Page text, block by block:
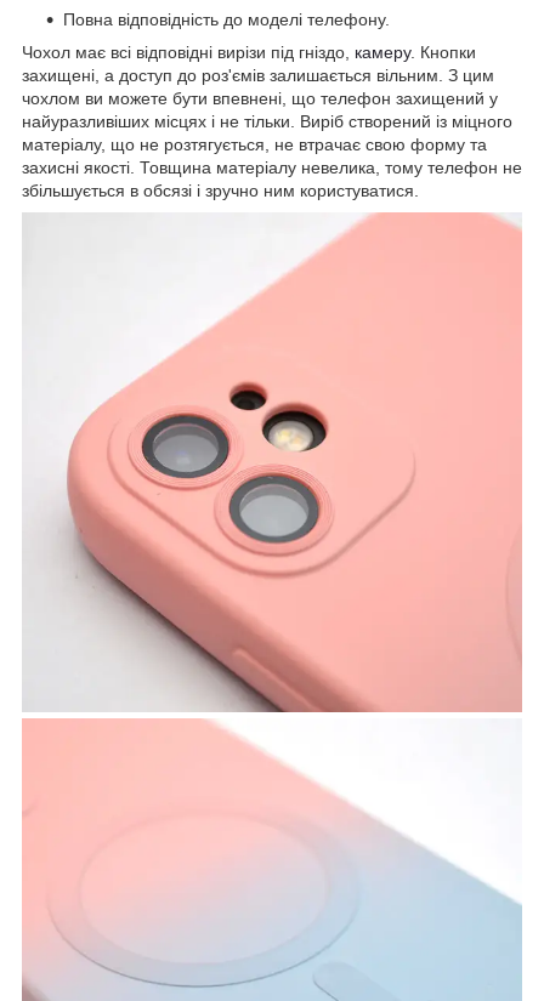
Повна відповідність до моделі телефону.
Чохол має всі відповідні вирізи під гніздо, камеру. Кнопки
захищені, а доступ до роз'ємів залишається вільним. З цим
чохлом ви можете бути впевнені, що телефон захищений у
найуразливіших місцях і не тільки. Виріб створений із міцного
матеріалу, що не розтягується, не втрачає свою форму та
захисні якості. Товщина матеріалу невелика, тому телефон не
збільшується в обсязі і зручно ним користуватися.